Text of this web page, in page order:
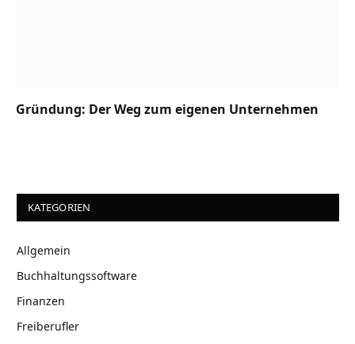
Gründung: Der Weg zum eigenen Unternehmen
KATEGORIEN
Allgemein
Buchhaltungssoftware
Finanzen
Freiberufler